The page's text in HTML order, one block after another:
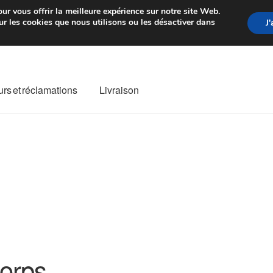
de 7 EUR Du lundi au
et réclamations Livraison
vous offrir la meilleure expérience sur notre site Web.
les cookies que nous utilisons ou les désactiver dans